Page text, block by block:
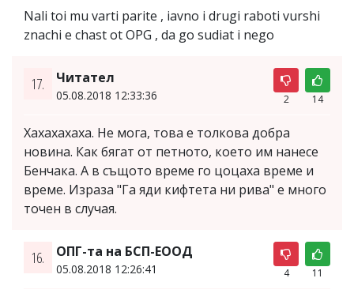
Nali toi mu varti parite , iavno i drugi raboti vurshi
znachi e chast ot OPG , da go sudiat i nego
17. Читател
05.08.2018 12:33:36 2 14
Хахахахаха. Не мога, това е толкова добра
новина. Как бягат от петното, което им нанесе
Бенчака. А в същото време го цоцаха време и
време. Израза "Га яди кифтета ни рива" е много
точен в случая.
16. ОПГ-та на БСП-ЕООД
05.08.2018 12:26:41 4 11